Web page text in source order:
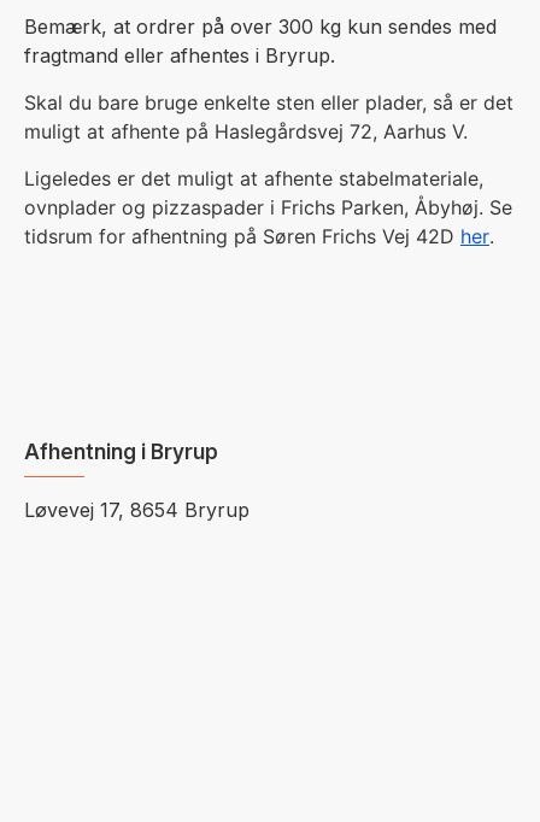
Bemærk, at ordrer på over 300 kg kun sendes med
fragtmand eller afhentes i Bryrup.
Skal du bare bruge enkelte sten eller plader, så er det
muligt at afhente på Haslegårdsvej 72, Aarhus V.
Ligeledes er det muligt at afhente stabelmateriale,
ovnplader og pizzaspader i Frichs Parken, Åbyhøj. Se
tidsrum for afhentning på Søren Frichs Vej 42D her.
Afhentning i Bryrup
Løvevej 17, 8654 Bryrup